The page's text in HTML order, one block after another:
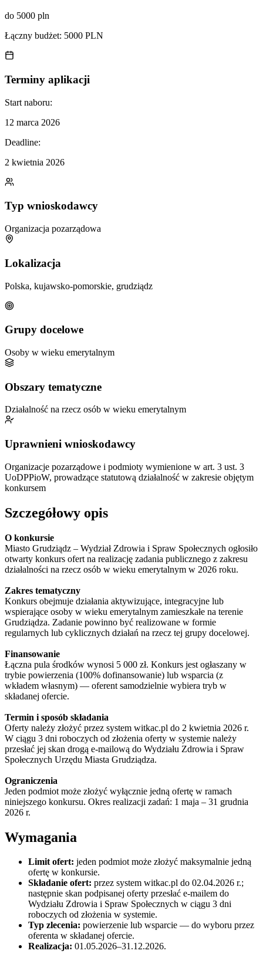
do 5000 pln
Łączny budżet: 5000 PLN
Terminy aplikacji
Start naboru:
12 marca 2026
Deadline:
2 kwietnia 2026
Typ wnioskodawcy
Organizacja pozarządowa
Lokalizacja
Polska, kujawsko-pomorskie, grudziądz
Grupy docelowe
Osoby w wieku emerytalnym
Obszary tematyczne
Działalność na rzecz osób w wieku emerytalnym
Uprawnieni wnioskodawcy
Organizacje pozarządowe i podmioty wymienione w art. 3 ust. 3
UoDPPioW, prowadzące statutową działalność w zakresie objętym
konkursem
Szczegółowy opis
O konkursie
Miasto Grudziądz – Wydział Zdrowia i Spraw Społecznych ogłosiło
otwarty konkurs ofert na realizację zadania publicznego z zakresu
działalności na rzecz osób w wieku emerytalnym w 2026 roku.
Zakres tematyczny
Konkurs obejmuje działania aktywizujące, integracyjne lub
wspierające osoby w wieku emerytalnym zamieszkałe na terenie
Grudziądza. Zadanie powinno być realizowane w formie
regularnych lub cyklicznych działań na rzecz tej grupy docelowej.
Finansowanie
Łączna pula środków wynosi 5 000 zł. Konkurs jest ogłaszany w
trybie powierzenia (100% dofinansowanie) lub wsparcia (z
wkładem własnym) — oferent samodzielnie wybiera tryb w
składanej ofercie.
Termin i sposób składania
Oferty należy złożyć przez system witkac.pl do 2 kwietnia 2026 r.
W ciągu 3 dni roboczych od złożenia oferty w systemie należy
przesłać jej skan drogą e-mailową do Wydziału Zdrowia i Spraw
Społecznych Urzędu Miasta Grudziądza.
Ograniczenia
Jeden podmiot może złożyć wyłącznie jedną ofertę w ramach
niniejszego konkursu. Okres realizacji zadań: 1 maja – 31 grudnia
2026 r.
Wymagania
Limit ofert: jeden podmiot może złożyć maksymalnie jedną
ofertę w konkursie.
Składanie ofert: przez system witkac.pl do 02.04.2026 r.;
następnie skan podpisanej oferty przesłać e-mailem do
Wydziału Zdrowia i Spraw Społecznych w ciągu 3 dni
roboczych od złożenia w systemie.
Typ zlecenia: powierzenie lub wsparcie — do wyboru przez
oferenta w składanej ofercie.
Realizacja: 01.05.2026–31.12.2026.